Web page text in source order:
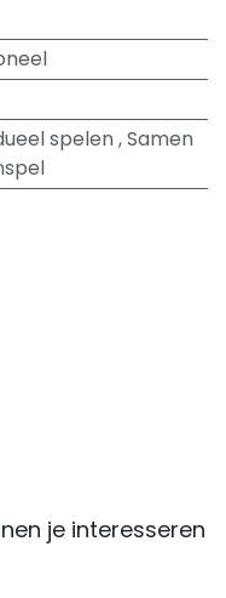
spelen,Samen
je interesseren